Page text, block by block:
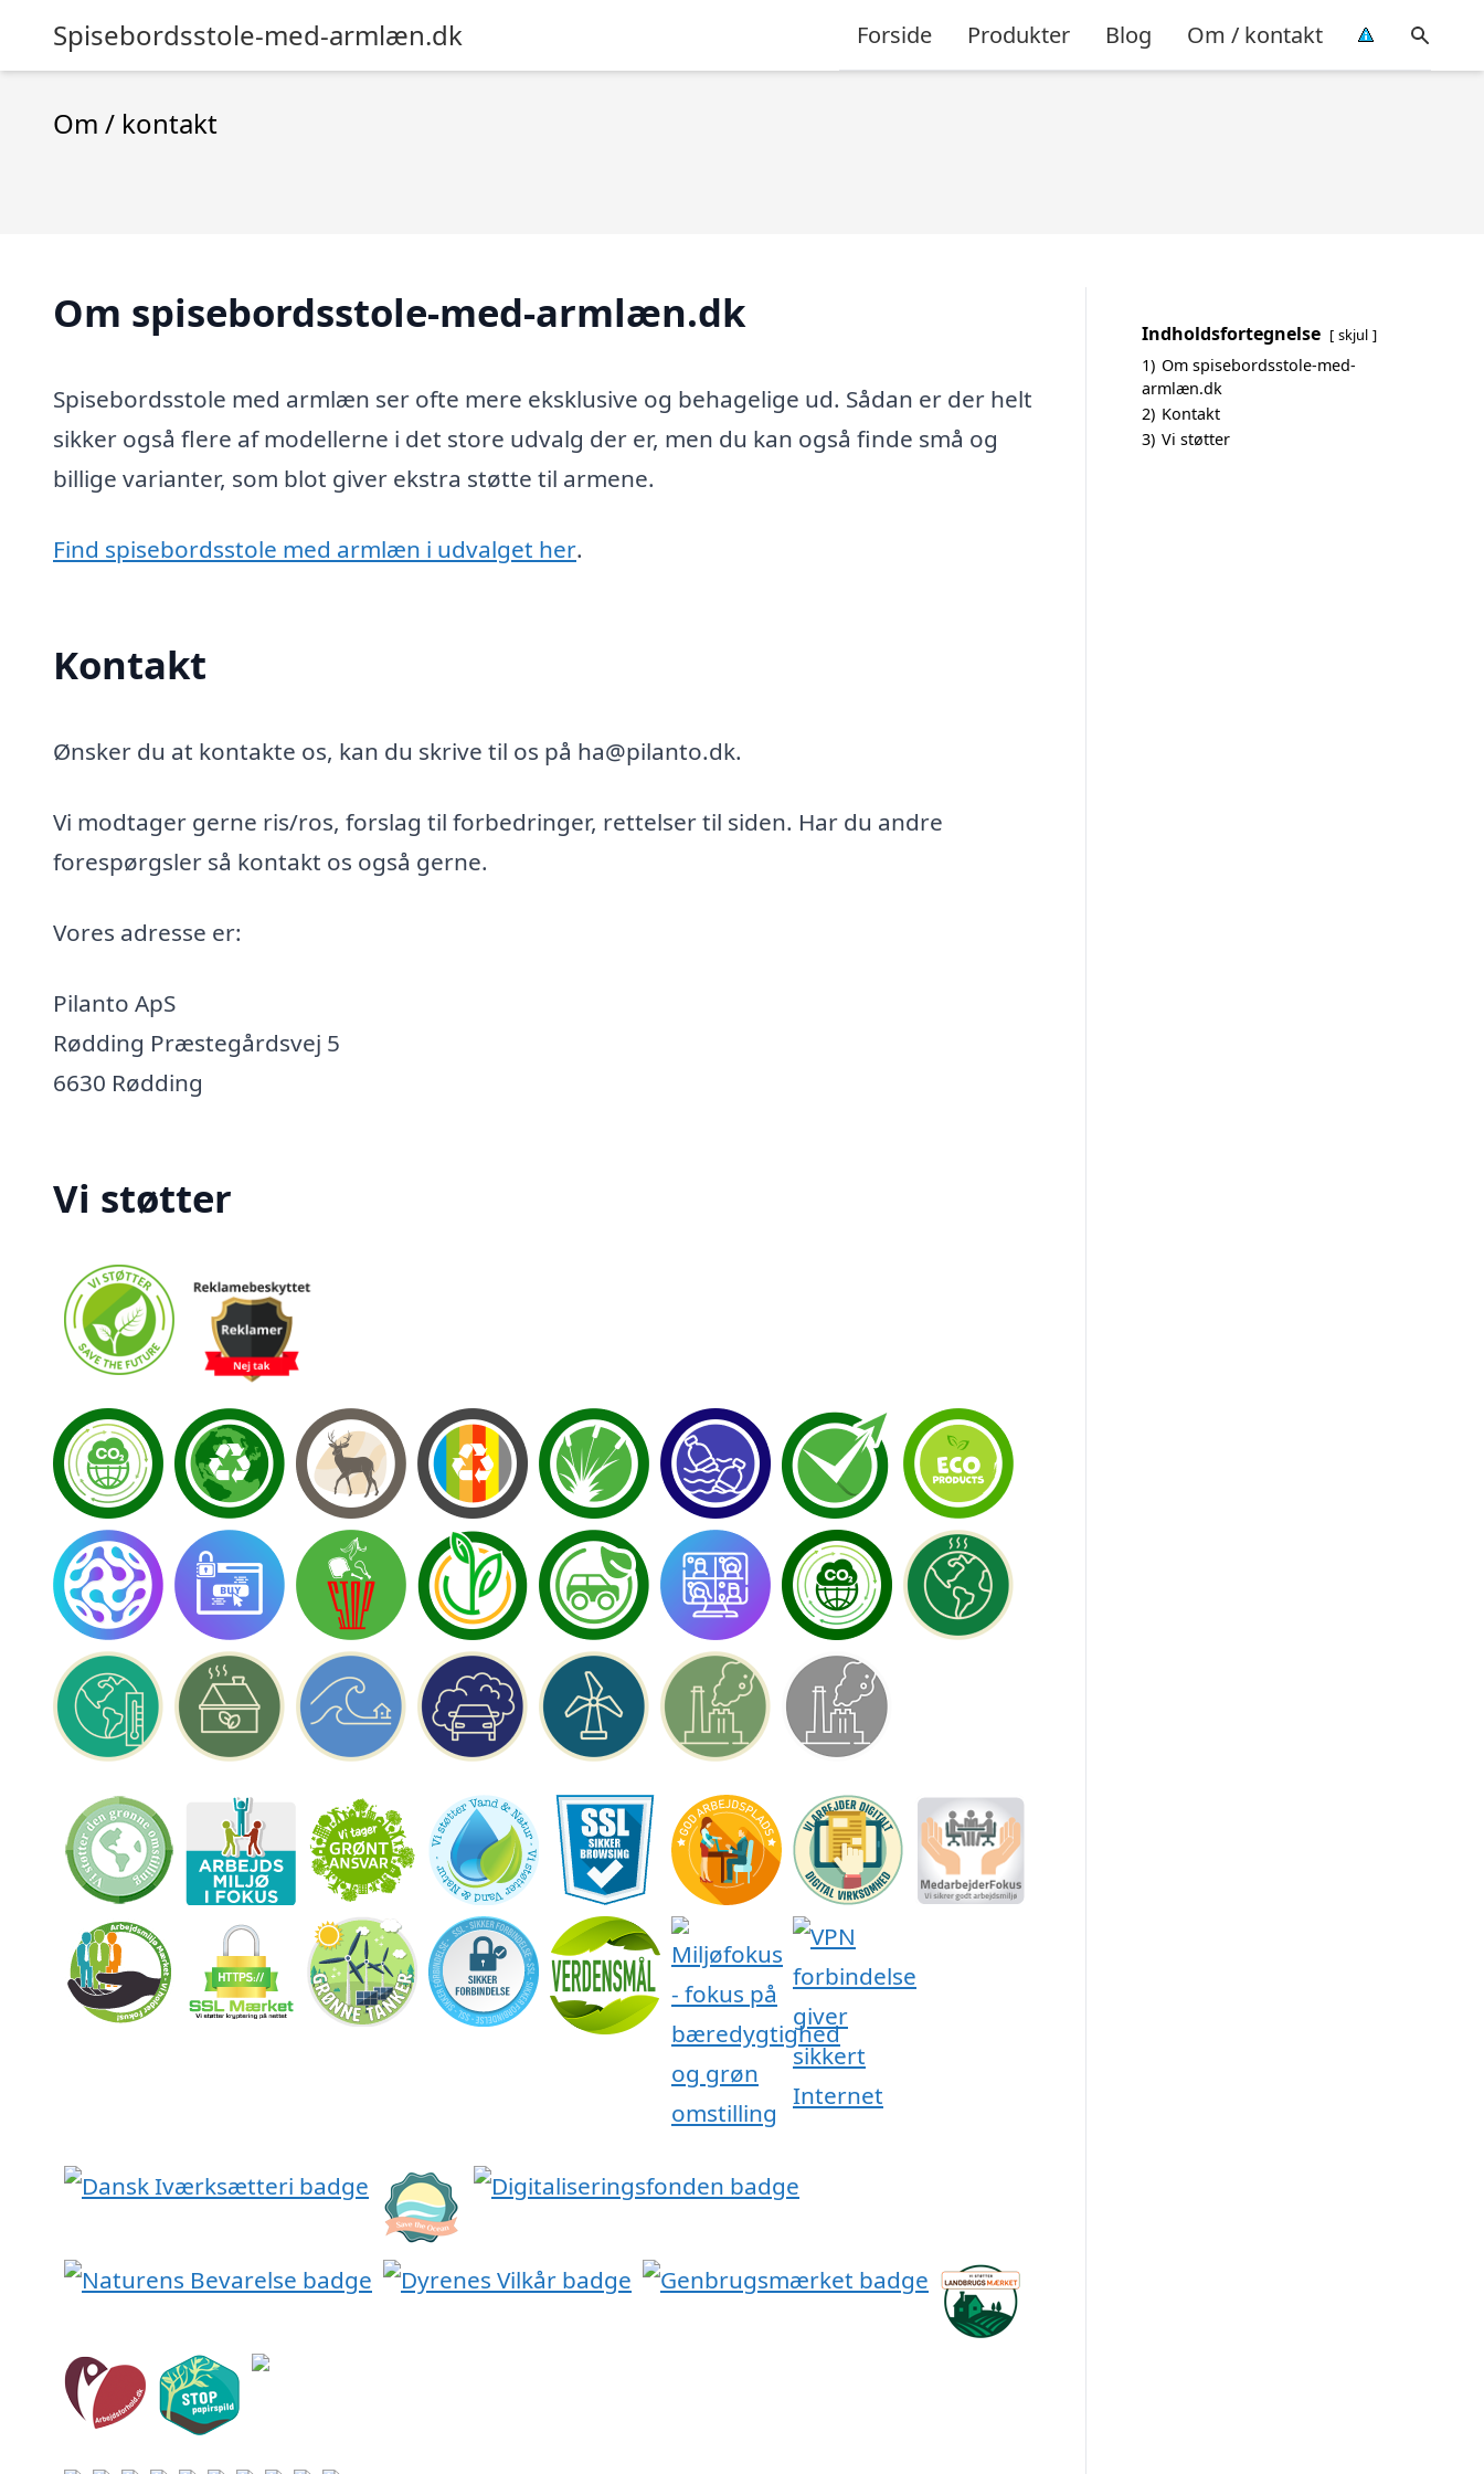
Spisebordsstole-med-armlæn.dk Forside Produkter Blog Om / kontakt
Om / kontakt
Om spisebordsstole-med-armlæn.dk
Spisebordsstole med armlæn ser ofte mere eksklusive og behagelige ud. Sådan er der helt
sikker også flere af modellerne i det store udvalg der er, men du kan også finde små og
billige varianter, som blot giver ekstra støtte til armene.
Find spisebordsstole med armlæn i udvalget her.
Kontakt
Ønsker du at kontakte os, kan du skrive til os på ha@pilanto.dk.
Vi modtager gerne ris/ros, forslag til forbedringer, rettelser til siden. Har du andre
forespørgsler så kontakt os også gerne.
Vores adresse er:
Pilanto ApS
Rødding Præstegårdsvej 5
6630 Rødding
Vi støtter
Indholdsfortegnelse skjul
1) Om spisebordsstole-med-
armlæn.dk
2) Kontakt
3) Vi støtter